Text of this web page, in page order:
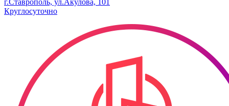
г.Ставрополь, ул.Акулова, 101
Круглосуточно